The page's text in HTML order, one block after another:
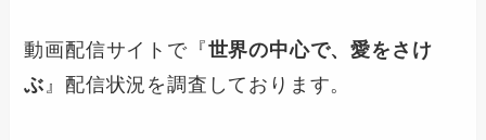
動画配信サイトで『世界の中心で、愛をさけ
ぶ 』配信状況を調査しております。